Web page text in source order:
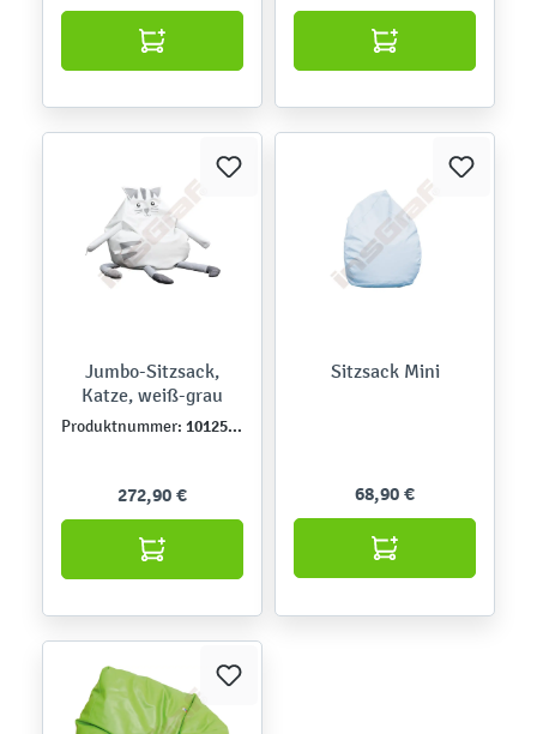
Jumbo-Sitzsack,
Katze, weiß-grau
Produktnummer: 101250NPU
272,90 €
Sitzsack Mini
68,90 €